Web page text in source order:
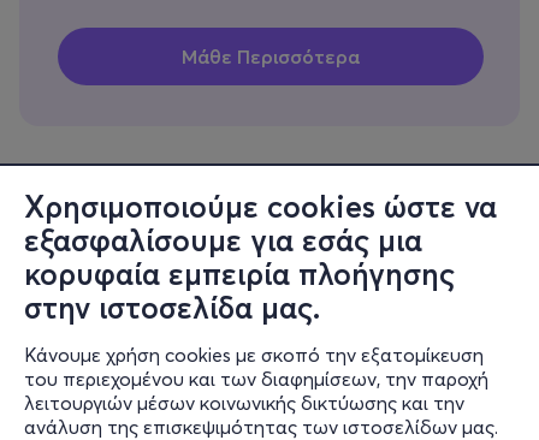
Χρησιμοποιούμε cookies ώστε να
εξασφαλίσουμε για εσάς μια
κορυφαία εμπειρία πλοήγησης
στην ιστοσελίδα μας.
Κάνουμε χρήση cookies με σκοπό την εξατομίκευση
του περιεχομένου και των διαφημίσεων, την παροχή
λειτουργιών μέσων κοινωνικής δικτύωσης και την
ανάλυση της επισκεψιμότητας των ιστοσελίδων μας.
Πληροφορίες
Υποστήριξη
Stay Connected